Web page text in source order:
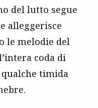
del lutto segue
alleggerisce
le melodie del
coda di
qualche timida